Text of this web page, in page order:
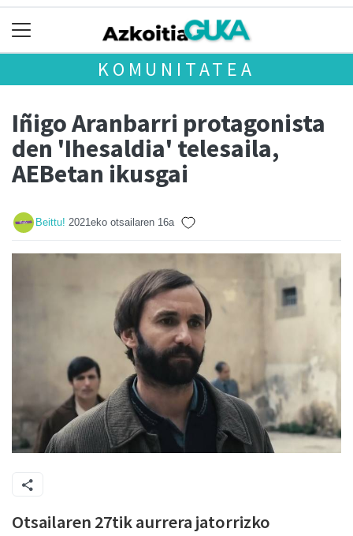
KOMUNITATEA
Iñigo Aranbarri protagonista
den 'Ihesaldia' telesaila,
AEBetan ikusgai
Beittu! 2021eko otsailaren 16a
Otsailaren 27tik aurrera jatorrizko